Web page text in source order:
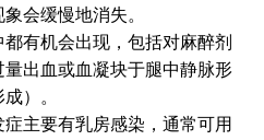
会缓慢地消失。
有机会出现，包括对麻醉剂
出血或血凝块于腿中静脉形
）。
主要有乳房感染，通常可用